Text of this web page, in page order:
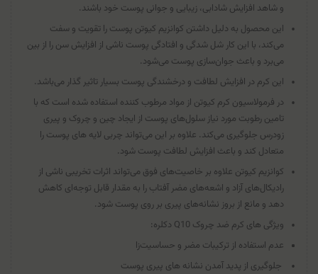
و شاهد افزایش شادابی، زیبایی و جوانی پوست خود باشند.
این محصول به دلیل داشتن کوانزیم کیوتن پوست را تقویت و سفت
می‌کند، با این کار شل شدگی و افتادگی پوست ناشی از افزایش سن را از بین
می‌برد و باعث جوان‌سازی پوست می‌شود.
این کرم در افزایش لطافت و درخشندگی پوست بسیار تاثیر گذار می‌باشد.
در فرمولاسیون کرم کیوتن از مواد مرطوب کننده استفاده شده است که با
تامین رطوبت مورد نیاز سلول‌های پوست از ایجاد چین و چروک و پیری
زودرس جلوگیری می‌کند. علاوه بر این می‌تواند چربی لایه های پوست را
متعادل کند و باعث افزایش لطافت پوست شود.
کوانزیم کیوتن علاوه بر خاصیت‌های فوق می‌تواند اثرات تخریبی ناشی از
رادیکال‌های آزاد و اشعه‌های مضر آفتاب را به مقدار قابل توجه‌ای کاهش
دهد و مانع از بروز نشانه‌های پیری بر روی پوست شود.
ویژگی های کرم ضد چروک Q10 دکلره:
عدم استفاده از ترکیبات مضر و حساسیت‌زا
جلوگیری از پدید آمدن نشانه های پیری پوست